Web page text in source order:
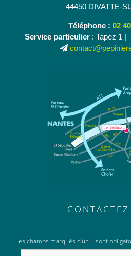
44450 DIVATTE-
Téléphone : 02
Service particulier: Tapez 1 |
Les champs marqués d’un * sont